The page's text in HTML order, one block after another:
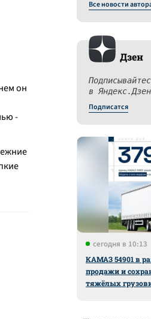
он
-
Все новости
Дзен
в Яндекс.Дзен
Подписатся
сегодня в 10:13
КАМАЗ 54901 в
продажи и
тяжёлых